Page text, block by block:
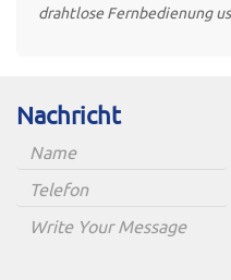
drahtlose Fernbedienung
Nachricht